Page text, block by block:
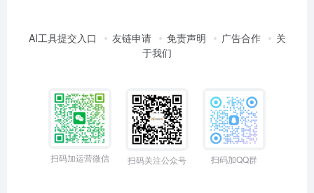
AI工具提交入口 友链申请 免责声明 广告合作
关
于我们
扫码加运营微信 扫码关注公众号 扫码加QQ群